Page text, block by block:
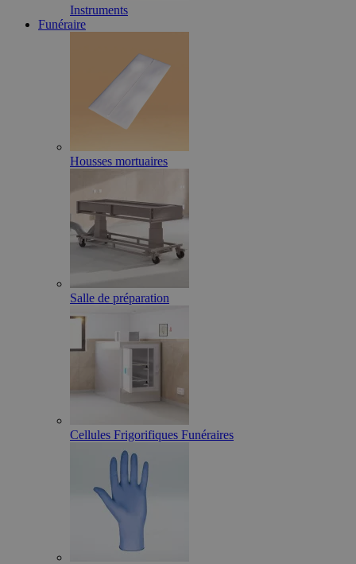
Instruments
Funéraire
Housses mortuaires
Salle de préparation
Cellules Frigorifiques Funéraires